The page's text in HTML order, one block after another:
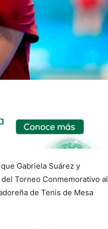
Gabriela Suárez y
Torneo Conmemorativo al
de Tenis de Mesa